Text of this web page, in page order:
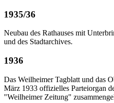
1935/36
Neubau des Rathauses mit
und des Stadtarchives.
1936
Das Weilheimer Tagblatt und das
März 1933 offizielles Parteiorgan
"Weilheimer Zeitung"